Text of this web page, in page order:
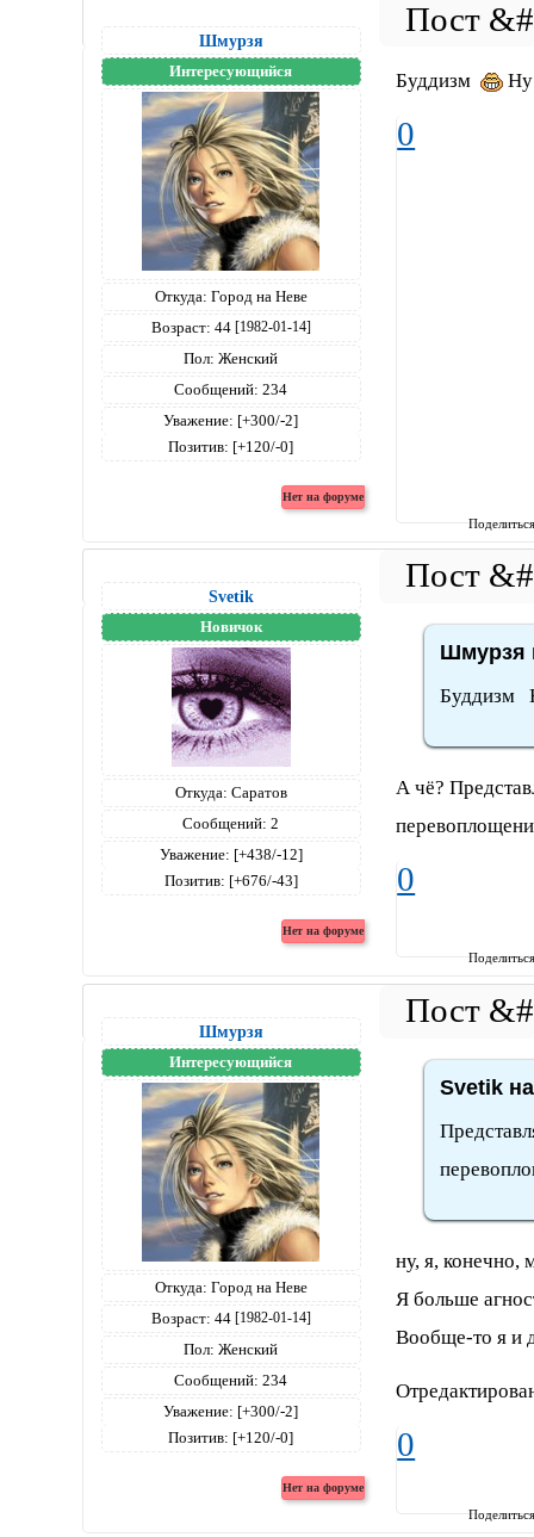
Шмурзя
Интересующийся
Откуда: Город на Неве
Возраст: 44 [1982-01-14]
Пол: Женский
Сообщений: 234
Уважение: [+300/-2]
Позитив: [+120/-0]
Буддизм
0
Svetik
Новичок
Откуда: Саратов
Сообщений: 2
Уважение: [+438/-12]
Позитив: [+676/-43]
Шмурзя
Буддизм
А чё?
0
Шмурзя
Интересующийся
Откуда: Город на Неве
Возраст: 44 [1982-01-14]
Пол: Женский
Сообщений: 234
Уважение: [+300/-2]
Позитив: [+120/-0]
Svetik
ну, я, конечно,
Я больше
Вообще-то я и
0